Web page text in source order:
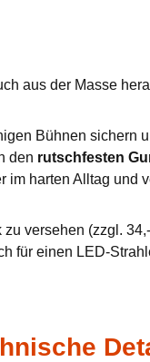
aus der Masse
Bühnen sichern
den rutschfesten
harten Alltag und
versehen (zzgl.
für einen LED-